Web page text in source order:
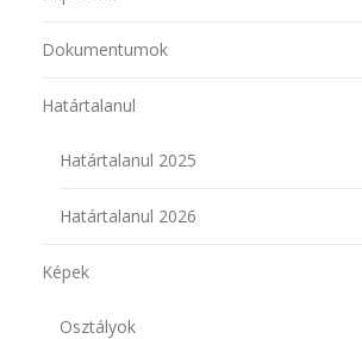
Dokumentumok
Határtalanul
Határtalanul 2025
Határtalanul 2026
Képek
Osztályok